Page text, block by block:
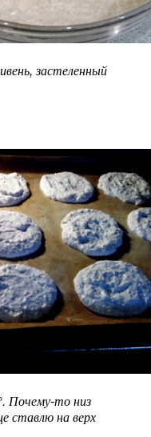
застеленный
. Почему-то низ
ставлю на верх